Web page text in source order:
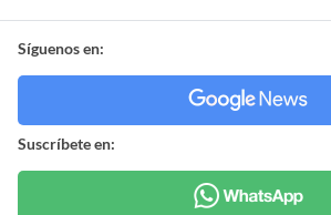
Síguenos en:
Suscríbete en: